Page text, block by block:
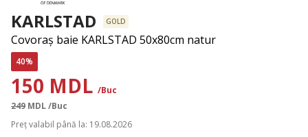
KARLSTAD GOLD
Covoraș baie KARLSTAD 50x80cm natur
40%
150 MDL /Buc
249 MDL/Buc
Preț valabil până la: 19.08.2026